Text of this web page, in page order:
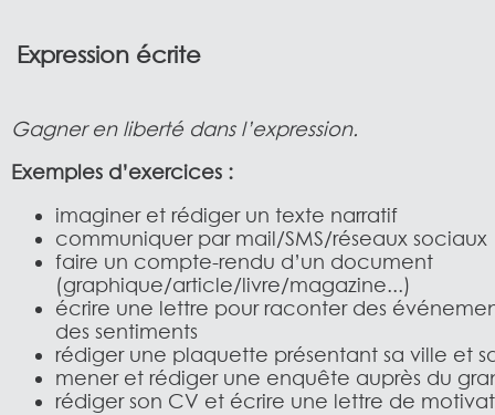
Expression écrite
Gagner en liberté dans l’expression.
Exemples d’exercices :
imaginer et rédiger un texte narratif
communiquer par mail/SMS/réseaux sociaux
faire un compte-rendu d’un document
(graphique/article/livre/magazine...)
écrire une lettre pour raconter des
des sentiments
rédiger une plaquette présentant sa ville et
mener et rédiger une enquête auprès du
rédiger son CV et écrire une lettre de